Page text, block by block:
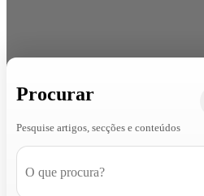
Procurar
Pesquise artigos, secções e conteúdos